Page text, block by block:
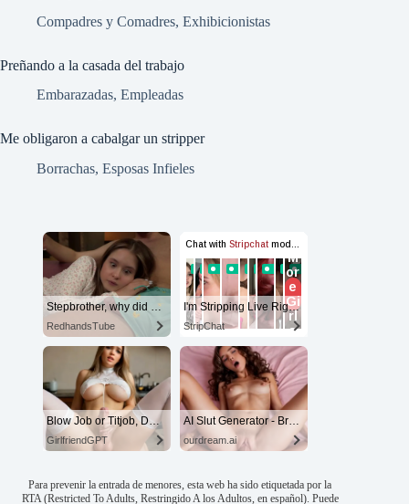
Compadres y Comadres, Exhibicionistas
Preñando a la casada del trabajo
Embarazadas, Empleadas
Me obligaron a cabalgar un stripper
Borrachas, Esposas Infieles
Stepbrother, why did you show me your dick? Now I want to fuck you with my wet pussy
RedhandsTube
I'm Stripping Live Right Now
StripChat
Blow Job or Titjob, Deepthroat or Spreading Pussy
GirlfriendGPT
AI Slut Generator - Bring your Fantasies to life 🔥
ourdream.ai
Para prevenir la entrada de menores, esta web ha sido etiquetada por la
RTA (Restricted To Adults, Restringido A los Adultos, en español). Puede